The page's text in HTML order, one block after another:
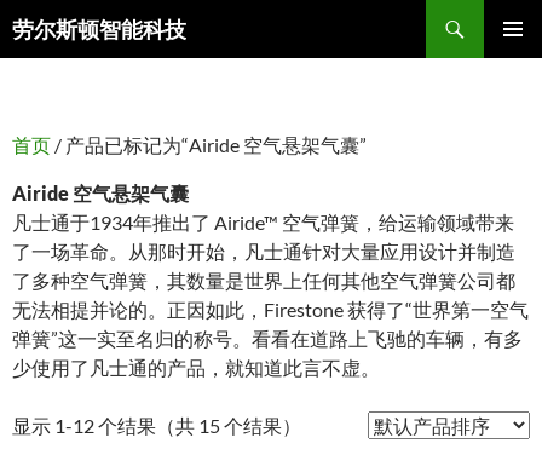
劳尔斯顿智能科技
搜
索
首页 / 产品已标记为“Airide 空气悬架气囊”
Airide 空气悬架气囊
凡士通于1934年推出了 Airide™ 空气弹簧，给运输领域带来
了一场革命。从那时开始，凡士通针对大量应用设计并制造
了多种空气弹簧，其数量是世界上任何其他空气弹簧公司都
无法相提并论的。正因如此，Firestone 获得了“世界第一空气
弹簧”这一实至名归的称号。看看在道路上飞驰的车辆，有多
少使用了凡士通的产品，就知道此言不虚。
显示 1-12 个结果（共 15 个结果）